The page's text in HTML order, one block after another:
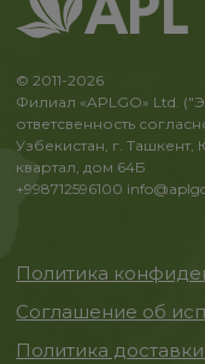
© 2011-2026
Филиал «APLGO» Ltd.
ответсвенность
Узбекистан, г.
квартал, дом 64Б
+998712596100
Политика
Соглашение об
Политика